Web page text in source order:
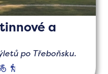
a
po Třeboňsku.
cyklo